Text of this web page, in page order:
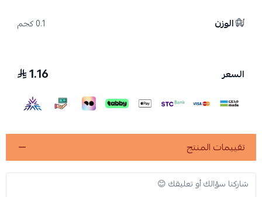
الوزن 0.1 كجم
السعر 1.16
تقييمات المنتج